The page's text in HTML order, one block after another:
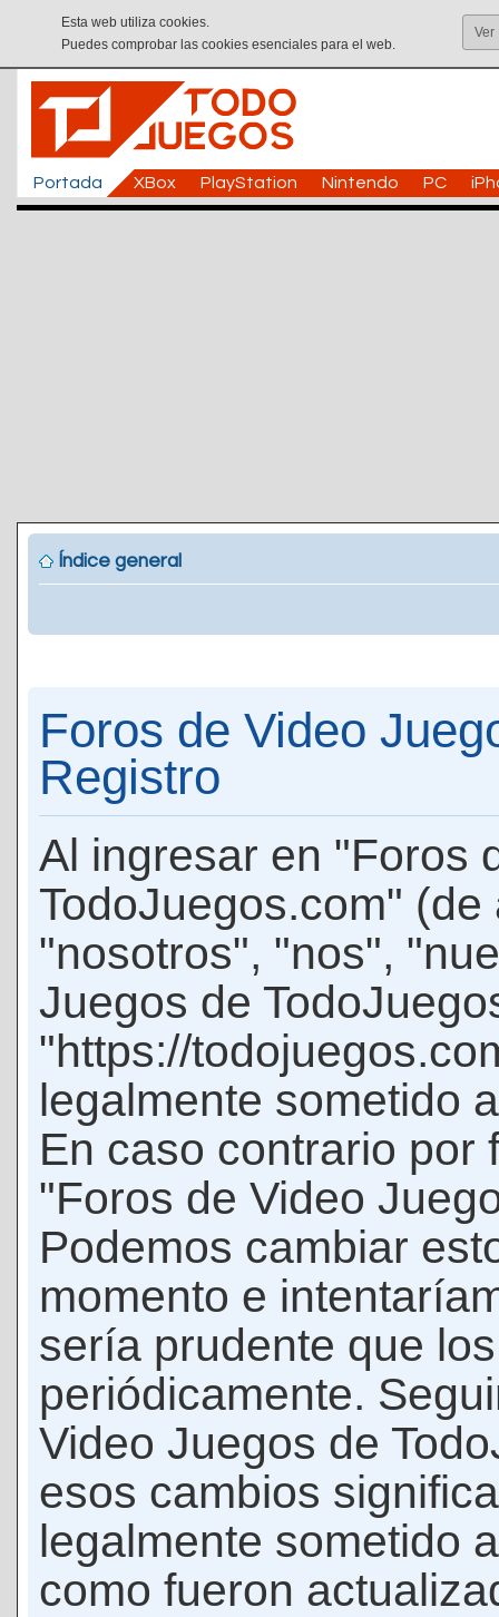
Esta web utiliza cookies.
Puedes comprobar las cookies esenciales para el web.
Ver
Portada XBox PlayStation Nintendo PC
Índice general
Foros de Video
Registro
Al ingresar en "Foros
TodoJuegos.com"
"nosotros", "nos",
Juegos de
"https://
legalmente sometido
En caso contrario por
"Foros de Video
Podemos cambiar
momento e
sería prudente que
periódicamente.
Video Juegos de
esos cambios
legalmente sometido
como fueron